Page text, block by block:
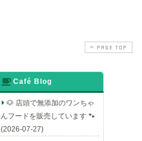
PAGE TOP
Café Blog
🐶 店頭で無添加のワンちゃ
んフードを販売しています 🐾
(2026-07-27)